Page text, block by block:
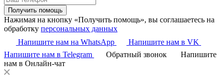
Получить помощь
Нажимая на кнопку «Получить помощь», вы соглашаетесь на
обработку персональных данных
Напишите нам на WhatsApp
Напишите нам в VK
Напишите нам в Telegram
Обратный звонок
Напишите
нам в Онлайн-чат